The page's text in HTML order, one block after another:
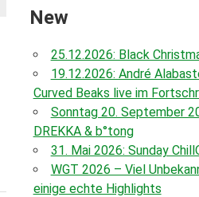
New
25.12.2026: Black
19.12.2026: André
Curved Beaks live im
Sonntag 20. September
DREKKA & b°tong
31. Mai 2026: Sunday
WGT 2026 – Viel
einige echte Highlights